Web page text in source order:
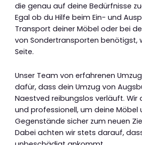
die genau auf deine Bedürfnisse
Egal ob du Hilfe beim Ein- und
Transport deiner Möbel oder bei
von Sondertransporten benötigst,
Seite.
Unser Team von erfahrenen
dafür, dass dein Umzug von
Naestved reibungslos verläuft. Wir
und professionell, um deine Möbel
Gegenstände sicher zum neuen
Dabei achten wir stets darauf,